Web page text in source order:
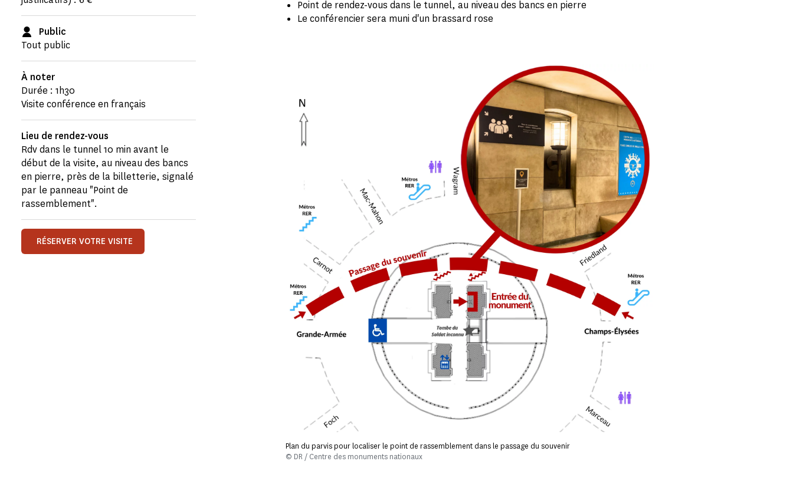
Public
Tout public
À noter
Durée : 1h30
Visite conférence en français
Lieu de rendez-vous
Rdv dans le tunnel 10 min avant le
début de la visite, au niveau des bancs
en pierre, près de la billetterie, signalé
par le panneau "Point de
rassemblement".
RÉSERVER VOTRE VISITE
Point de rendez-vous dans le tunnel, au niveau des bancs en pierre
Le conférencier sera muni d'un brassard rose
Plan du parvis pour localiser le point de rassemblement dans le passage du souvenir
© DR / Centre des monuments nationaux